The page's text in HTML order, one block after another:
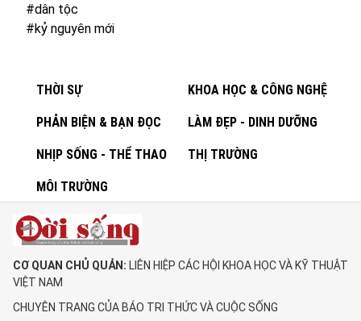
#dân tộc
#kỷ nguyên mới
THỜI SỰ KHOA HỌC & CÔNG NGHỆ
PHẢN BIỆN & BẠN ĐỌC LÀM ĐẸP - DINH DƯỠNG
NHỊP SỐNG - THỂ THAO THỊ TRƯỜNG
MÔI TRƯỜNG
CƠ QUAN CHỦ QUẢN: LIÊN HIỆP CÁC HỘI KHOA HỌC VÀ KỸ THUẬT
VIỆT NAM
CHUYÊN TRANG CỦA BÁO TRI THỨC VÀ CUỘC SỐNG